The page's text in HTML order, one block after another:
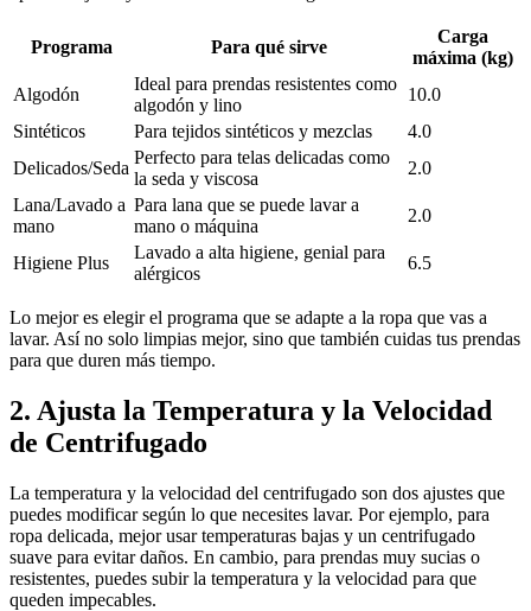
Programa Para qué sirve
Carga
máxima (kg)
Algodón
Ideal para prendas resistentes como
algodón y lino
10.0
Sintéticos
Para tejidos sintéticos y mezclas
4.0
Delicados/Seda
Perfecto para telas delicadas como
la seda y viscosa
2.0
Lana/Lavado a
mano
Para lana que se puede lavar a
mano o máquina
2.0
Higiene Plus
Lavado a alta higiene, genial para
alérgicos
6.5
Lo mejor es elegir el programa que se adapte a la ropa que vas a
lavar. Así no solo limpias mejor, sino que también cuidas tus prendas
para que duren más tiempo.
2. Ajusta la Temperatura y la Velocidad
de Centrifugado
La temperatura y la velocidad del centrifugado son dos ajustes que
puedes modificar según lo que necesites lavar. Por ejemplo, para
ropa delicada, mejor usar temperaturas bajas y un centrifugado
suave para evitar daños. En cambio, para prendas muy sucias o
resistentes, puedes subir la temperatura y la velocidad para que
queden impecables.